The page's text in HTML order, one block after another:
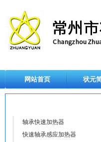
网站首页 状元
轴承快速加热器
快速轴承感应加热器